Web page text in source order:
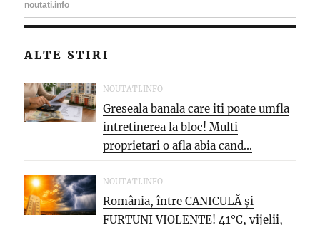
ALTE STIRI
NOUTATI.INFO
Greseala banala care iti poate umfla
intretinerea la bloc! Multi
proprietari o afla abia cand...
NOUTATI.INFO
România, între CANICULĂ și
FURTUNI VIOLENTE! 41°C, vijelii,